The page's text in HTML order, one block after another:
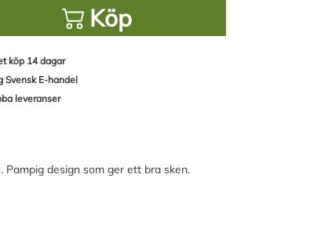
Köp
köp 14 dagar
Svensk E-handel
leveranser
design som ger ett bra sken.